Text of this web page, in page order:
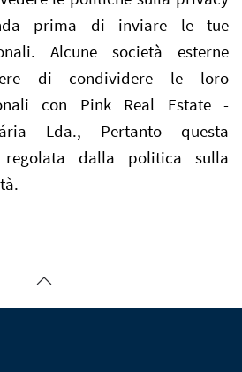
prima di inviare le tue
Alcune società esterne
di condividere le loro
con Pink Real Estate -
Lda., Pertanto questa
regolata dalla politica sulla